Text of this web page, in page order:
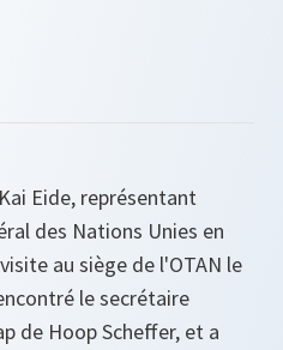
Eide, représentant
des Nations Unies en
au siège de l'OTAN le
le secrétaire
de Hoop Scheffer, et a